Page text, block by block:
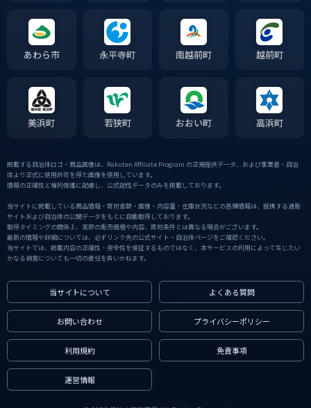
あわら市 永平寺町 南越前町 越前町
美浜町 若狭町 おおい町 高浜町
掲載する自治体ロゴ・商品画像は、Rakuten Affiliate Program の正規提供データ、および事業者・自治
体より正式に使用許可を得た画像を使用しています。
情報の正確性と権利保護に配慮し、公式配信データのみを掲載しております。
当サイトに掲載している商品情報・寄附金額・画像・内容量・在庫状況などの各種情報は、提携する通販
サイトおよび自治体の公開データをもとに自動取得しております。
取得タイミングの関係上、実際の販売価格や内容、寄附条件とは異なる場合がございます。
最新の情報や詳細については、必ずリンク先の公式サイト・自治体ページをご確認ください。
当サイトでは、掲載内容の正確性・完全性を保証するものではなく、本サービスの利用によって生じたい
かなる損害についても一切の責任を負いかねます。
当サイトについて よくある質問
お問い合わせ プライバシーポリシー
利用規約 免責事項
運営情報